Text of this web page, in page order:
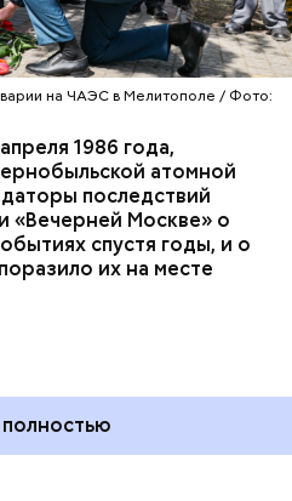
на ЧАЭС в Мелитополе / Фото:
1986 года,
атомной
последствий
«Вечерней Москве» о
спустя годы, и о
их на месте
полностью